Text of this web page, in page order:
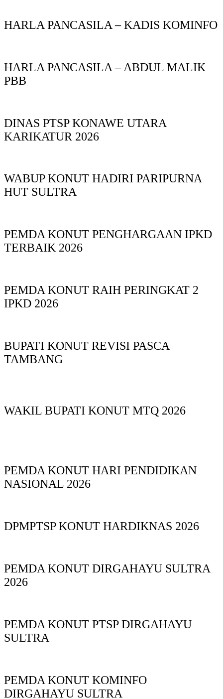
HARLA PANCASILA – KADIS KOMINFO
HARLA PANCASILA – ABDUL MALIK
PBB
DINAS PTSP KONAWE UTARA
KARIKATUR 2026
WABUP KONUT HADIRI PARIPURNA
HUT SULTRA
PEMDA KONUT PENGHARGAAN IPKD
TERBAIK 2026
PEMDA KONUT RAIH PERINGKAT 2
IPKD 2026
BUPATI KONUT REVISI PASCA
TAMBANG
WAKIL BUPATI KONUT MTQ 2026
PEMDA KONUT HARI PENDIDIKAN
NASIONAL 2026
DPMPTSP KONUT HARDIKNAS 2026
PEMDA KONUT DIRGAHAYU SULTRA
2026
PEMDA KONUT PTSP DIRGAHAYU
SULTRA
PEMDA KONUT KOMINFO
DIRGAHAYU SULTRA